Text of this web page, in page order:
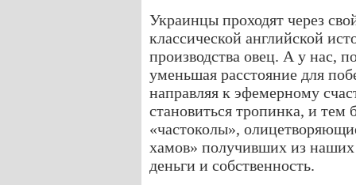
Украинцы проходят через
классической английской
производства овец. А у нас,
уменьшая расстояние для
направляя к эфемерному
становиться тропинка, и
«частоколы»,
хамов» получивших из
деньги и собственность.